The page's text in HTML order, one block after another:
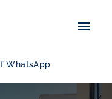
WhatsApp